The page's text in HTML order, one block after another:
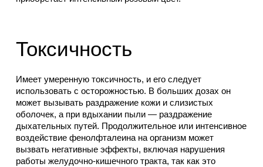
Токсичность
Имеет умеренную токсичность, и его следует
использовать с осторожностью. В больших дозах он
может вызывать раздражение кожи и слизистых
оболочек, а при вдыхании пыли — раздражение
дыхательных путей. Продолжительное или интенсивное
воздействие фенолфталеина на организм может
вызвать негативные эффекты, включая нарушения
работы желудочно-кишечного тракта, так как это